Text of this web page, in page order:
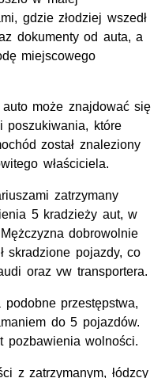
gdzie złodziej wszedł
dokumenty od auta, a
miejscowego
może znajdować się
poszukiwania, które
został znaleziony
właściciela.
zatrzymany
5 kradzieży aut, w
dobrowolnie
skradzione pojazdy, co
oraz vw transportera.
przestępstwa,
do 5 pojazdów.
pozbawienia wolności.
z zatrzymanym, łódzcy